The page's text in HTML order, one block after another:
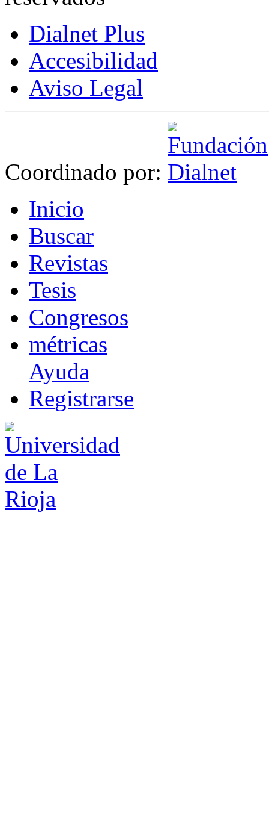
Dialnet Plus
Accesibilidad
Aviso Legal
Coordinado por:
Inicio
Buscar
Revistas
Tesis
Congresos
métricas
Ayuda
Registrarse